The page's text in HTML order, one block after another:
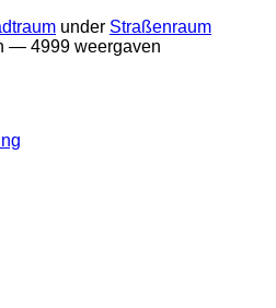
under Straßenraum
— 4999 weergaven